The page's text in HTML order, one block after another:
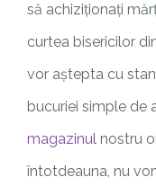
să achiziționați
curtea bisericilor
vor aștepta cu
bucuriei simple de
magazinulnostru
întotdeauna, nu